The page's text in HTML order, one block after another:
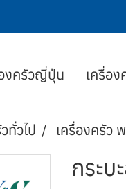
งครัวญี่ปุ่น เครื่อ
ทั่วไป เครื่องครัว
กระบ